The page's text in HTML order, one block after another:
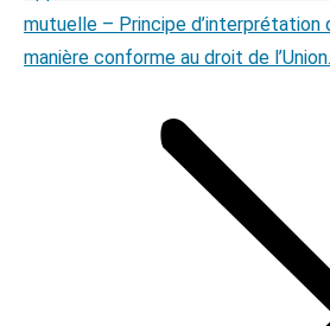
mutuelle – Principe d’interprétation
manière conforme au droit de